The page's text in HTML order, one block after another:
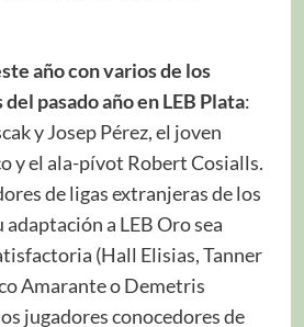
año con varios de los
pasado año en LEB Plata:
y Josep Pérez, el joven
y el ala-pívot Robert Cosialls.
de ligas extranjeras de los
adaptación a LEB Oro sea
(Hall Elisias, Tanner
Amarante o Demetris
jugadores conocedores de